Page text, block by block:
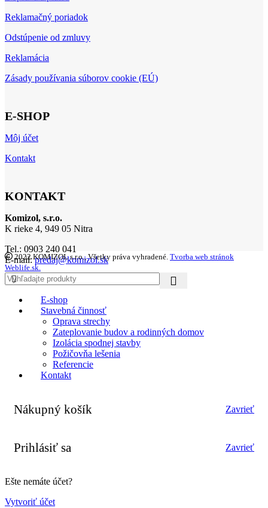
Reklamačný poriadok
Odstúpenie od zmluvy
Reklamácia
Zásady používania súborov cookie (EÚ)
E-SHOP
Môj účet
Kontakt
KONTAKT
Komizol, s.r.o.
K rieke 4, 949 05 Nitra
Tel.: 0903 240 041
E-mail:predaj@komizol.sk
2022 KOMIZOL s.r.o., Všetky práva vyhradené. Tvorba web stránok
Weblife.sk.
E-shop
Stavebná činnosť
Oprava strechy
Zateplovanie budov a rodinných domov
Izolácia spodnej stavby
Požičovňa lešenia
Referencie
Kontakt
Nákupný košík Zavrieť
Prihlásiť sa Zavrieť
Ešte nemáte účet?
Vytvoriť účet